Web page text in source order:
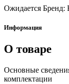
Ожидается Бренд:
Информация
О товаре
Основные
комплектации